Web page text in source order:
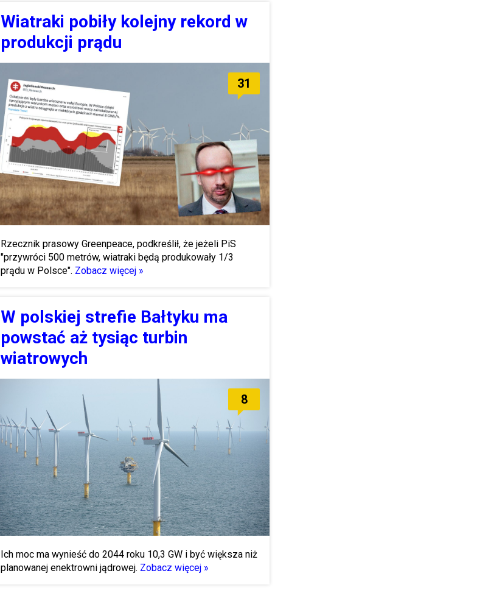
Wiatraki pobiły kolejny rekord w
produkcji prądu
31
Rzecznik prasowy Greenpeace, podkreślił, że jeżeli PiS
"przywróci 500 metrów, wiatraki będą produkowały 1/3
prądu w Polsce". Zobacz więcej »
W polskiej strefie Bałtyku ma
powstać aż tysiąc turbin
wiatrowych
8
Ich moc ma wynieść do 2044 roku 10,3 GW i być większa niż
planowanej enektrowni jądrowej. Zobacz więcej »